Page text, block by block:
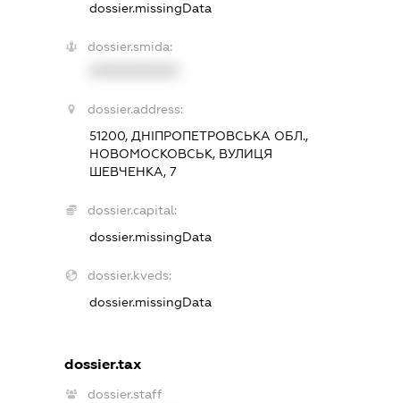
dossier.missingData
dossier.smida:
dossier.address:
51200, ДНІПРОПЕТРОВСЬКА ОБЛ.,
НОВОМОСКОВСЬК, ВУЛИЦЯ
ШЕВЧЕНКА, 7
dossier.capital:
dossier.missingData
dossier.kveds:
dossier.missingData
dossier.tax
dossier.staff